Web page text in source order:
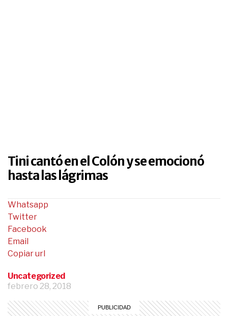
Tini cantó en el Colón y se emocionó
hasta las lágrimas
Uncategorized
febrero 28, 2018
Whatsapp
Twitter
Facebook
Email
Copiar url